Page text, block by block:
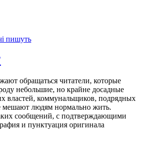
пишуть
обращаться читатели, которые
небольшие, но крайне досадные
властей, коммунальщиков, подрядных
мешают людям нормально жить.
сообщений, с подтверждающими
и пунктуация оригинала